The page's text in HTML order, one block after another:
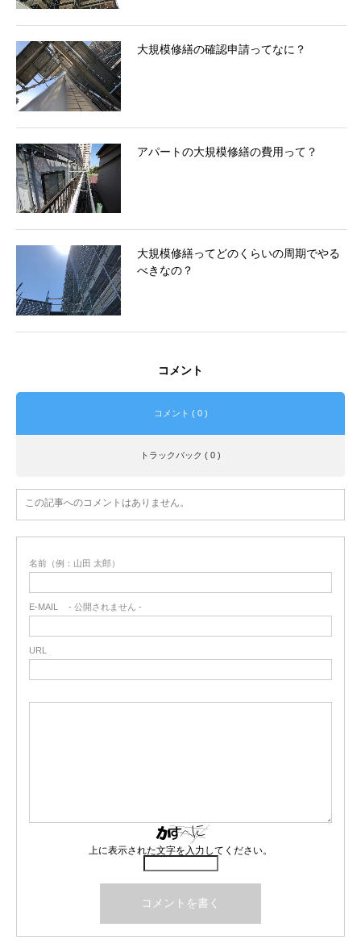
大規模修繕の確認申請ってなに？
アパートの大規模修繕の費用って？
大規模修繕ってどのくらいの周期でやる
べきなの？
コメント
コメント ( 0 )
トラックバック ( 0 )
この記事へのコメントはありません。
名前（例：山田 太郎）
E-MAIL - 公開されません -
URL
上に表示された文字を入力してください。